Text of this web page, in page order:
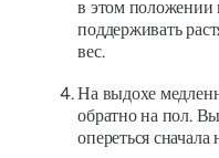
в этом положении
поддерживать
вес.
На выдохе
обратно на пол.
опереться